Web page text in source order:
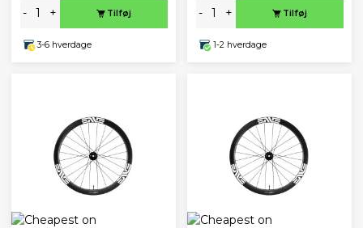
- + Tilføj
3-6 hverdage
- + Tilføj
1-2 hverdage